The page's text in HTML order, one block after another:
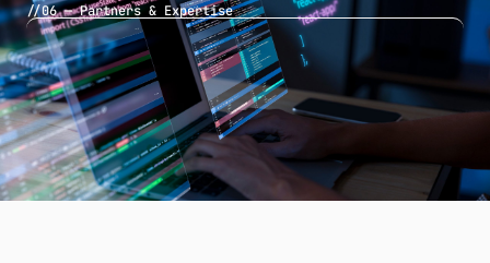
//06 — Partners & Expertise